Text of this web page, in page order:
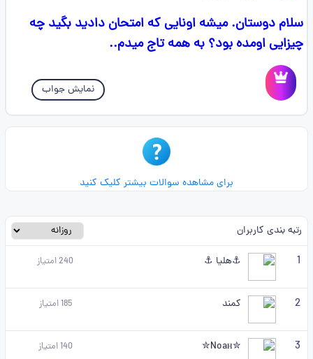
سلام دوستان. میشه اونایی که امتحان دادید بگید چه
چیزایی اومده بود؟ به همه تاج میدم..
نمایش جواب
برای مشاهده سوالات بیشتر کلیک کنید
رتبه بندی کاربران
1 ⚓هلیا ⚓ 240امتیاز
2 کمند 185امتیاز
3
✮Noaн✮
140امتیاز